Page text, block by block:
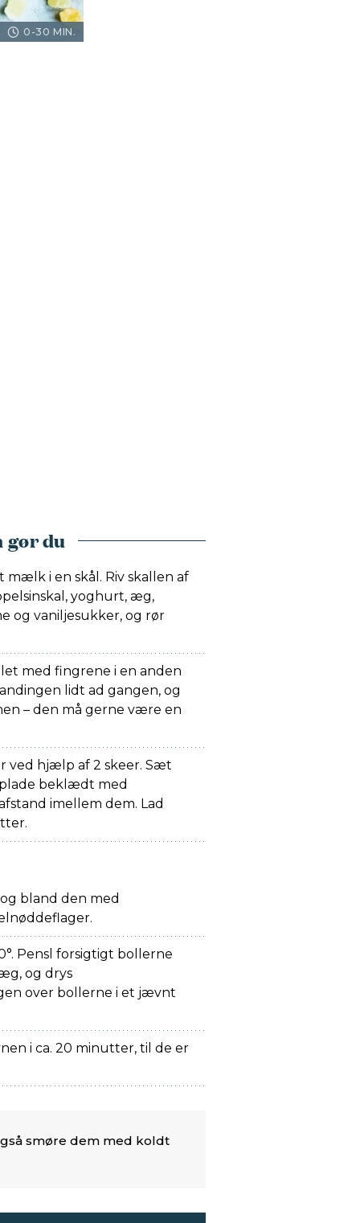
0-30 MIN.
gør du
i en skål. Riv skallen af
yoghurt, æg,
og vaniljesukker, og rør
med fingrene i en anden
lidt ad gangen, og
– den må gerne være en
ved hjælp af 2 skeer. Sæt
beklædt med
imellem dem. Lad
bland den med
Pensl forsigtigt bollerne
og drys
over bollerne i et jævnt
i ca. 20 minutter, til de er
smøre dem med koldt